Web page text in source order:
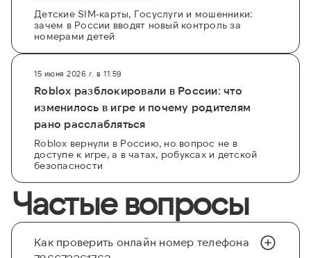
Детские SIM-карты, Госуслуги и мошенники:
зачем в России вводят новый контроль за
номерами детей
15 июня 2026 г. в 11:59
Roblox разблокировали в России: что
изменилось в игре и почему родителям
рано расслабляться
Roblox вернули в Россию, но вопрос не в
доступе к игре, а в чатах, робуксах и детской
безопасности
Частые вопросы
Как проверить онлайн номер телефона